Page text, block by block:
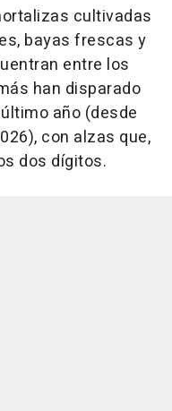
cultivadas
bayas frescas y
entre los
han disparado
año (desde
con alzas que,
dos dígitos.